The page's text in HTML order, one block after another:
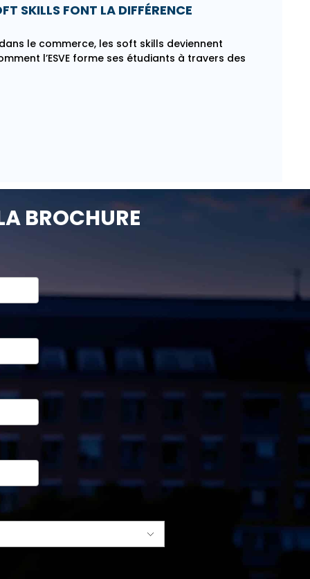
SKILLS FONT LA DIFFÉRENCE
le commerce, les soft skills deviennent
l’ESVE forme ses étudiants à travers des
BROCHURE